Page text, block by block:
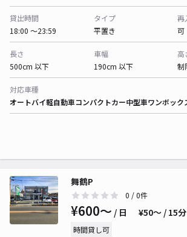
貸出時間
18:00 〜23:59
タイプ
平置き
再
可
長さ
500cm 以下
車幅
190cm 以下
高
制
対応車種
オートバイ軽自動車コンパクトカー中型車ワンボック
舞鶴P
0 / 0件
¥600〜 / 日 ¥50〜 / 15分
時間貸し可